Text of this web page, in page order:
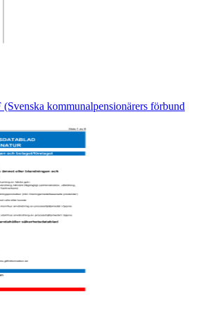
kommunalpensionärers förbund